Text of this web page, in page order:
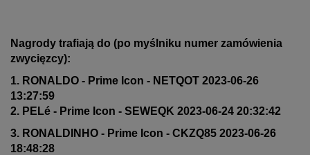
Nagrody trafiają do (po myślniku numer zamówienia
zwycięzcy):
1. RONALDO - Prime Icon - NETQOT 2023-06-26
13:27:59
2. PELé - Prime Icon - SEWEQK 2023-06-24 20:32:42
3. RONALDINHO - Prime Icon - CKZQ85 2023-06-26
18:48:28